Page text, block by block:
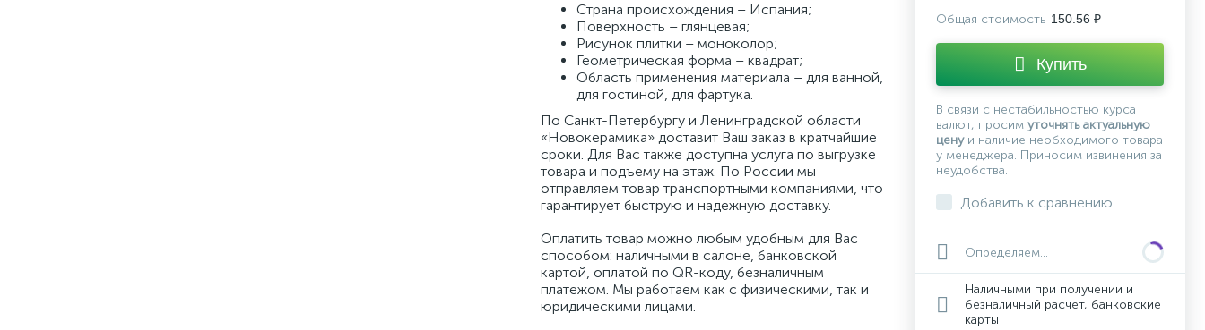
Страна происхождения – Испания;
Поверхность – глянцевая;
Рисунок плитки – моноколор;
Геометрическая форма – квадрат;
Область применения материала – для ванной,
для гостиной, для фартука.
По Санкт-Петербургу и Ленинградской области
«Новокерамика» доставит Ваш заказ в кратчайшие
сроки. Для Вас также доступна услуга по выгрузке
товара и подъему на этаж. По России мы
отправляем товар транспортными компаниями, что
гарантирует быструю и надежную доставку.
Оплатить товар можно любым удобным для Вас
способом: наличными в салоне, банковской
картой, оплатой по QR-коду, безналичным
платежом. Мы работаем как с физическими, так и
юридическими лицами.
Общая стоимость 150.56 ₽
Купить
В связи с нестабильностью курса
валют, просим уточнять актуальную
ценуи наличие необходимого товара
у менеджера. Приносим извинения за
неудобства.
Добавить к сравнению
Определяем...
Наличными при получении и
безналичный расчет, банковские
карты